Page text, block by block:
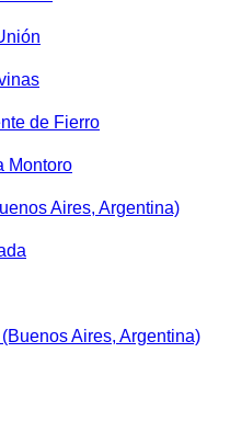
de Fierro
Montoro
Aires, Argentina)
Aires, Argentina)